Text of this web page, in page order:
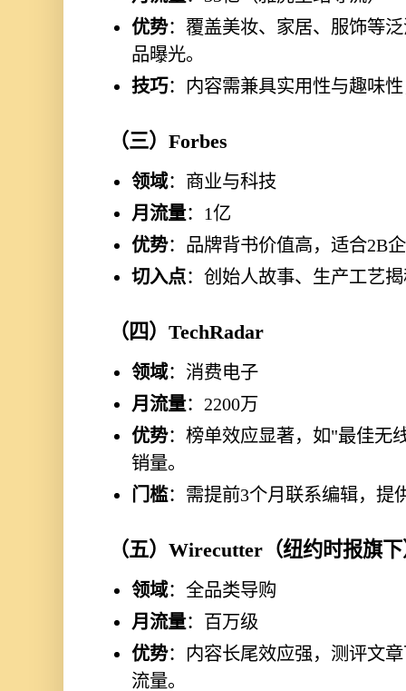
优势：覆盖美妆、家居、服饰等
品曝光。
技巧：内容需兼具实用性与趣味
（三）Forbes
领域：商业与科技
月流量：1亿
优势：品牌背书价值高，适合2B
切入点：创始人故事、生产工艺
（四）TechRadar
领域：消费电子
月流量：2200万
优势：榜单效应显著，如"最佳无
销量。
门槛：需提前3个月联系编辑，提
（五）Wirecutter（纽约时报旗
领域：全品类导购
月流量：百万级
优势：内容长尾效应强，测评文
流量。